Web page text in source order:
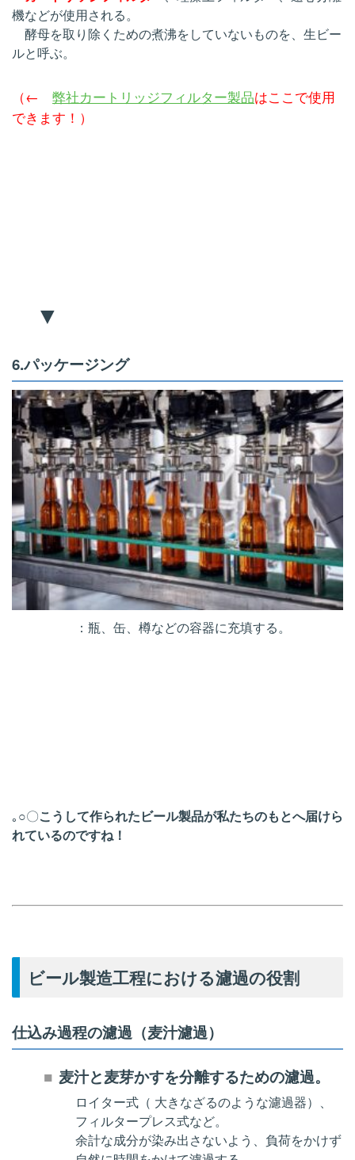
機などが使用される。
酵母を取り除くための煮沸をしていないものを、生ビー
ルと呼ぶ。
（← 弊社カートリッジフィルター製品はここで使用
できます！）
▼
6.パッケージング
：瓶、缶、樽などの容器に充填する。
｡○〇こうして作られたビール製品が私たちのもとへ届けら
れているのですね！
ビール製造工程における濾過の役割
仕込み過程の濾過（麦汁濾過）
麦汁と麦芽かすを分離するための濾過。
ロイター式（ 大きなざるのような濾過器）、
フィルタープレス式など。
余計な成分が染み出さないよう、負荷をかけず